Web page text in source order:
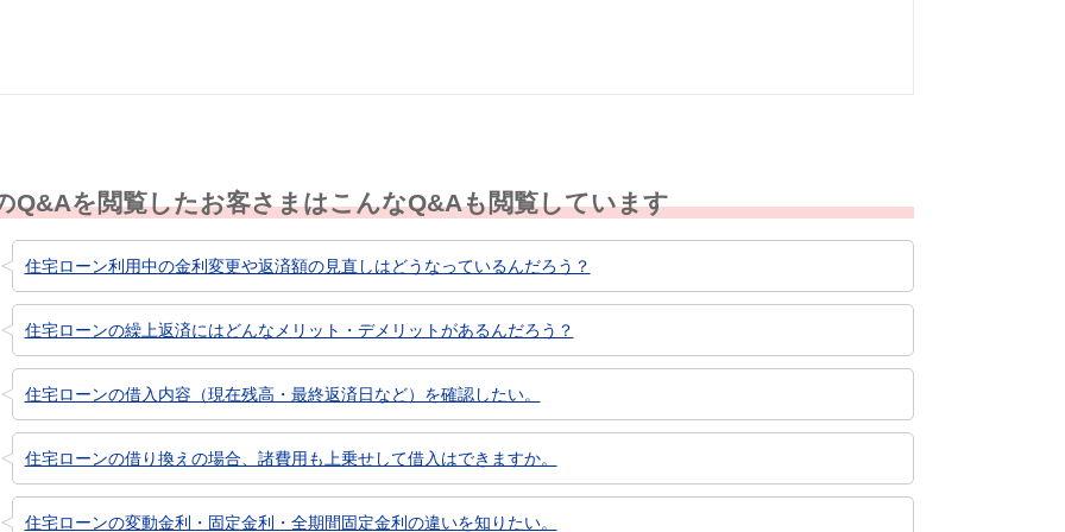
Q&Aを閲覧したお客さまはこんなQ&Aも閲覧しています
住宅ローン利用中の金利変更や返済額の見直しはどうなっているんだろう？
住宅ローンの繰上返済にはどんなメリット・デメリットがあるんだろう？
住宅ローンの借入内容（現在残高・最終返済日など）を確認したい。
住宅ローンの借り換えの場合、諸費用も上乗せして借入はできますか。
住宅ローンの変動金利・固定金利・全期間固定金利の違いを知りたい。